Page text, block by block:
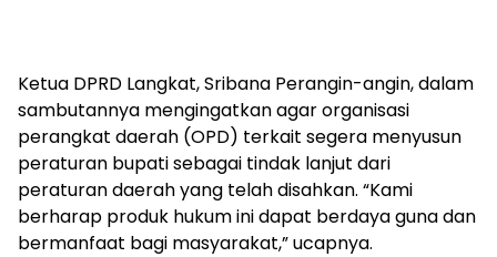
Ketua DPRD Langkat, Sribana Perangin-angin, dalam
sambutannya mengingatkan agar organisasi
perangkat daerah (OPD) terkait segera menyusun
peraturan bupati sebagai tindak lanjut dari
peraturan daerah yang telah disahkan. “Kami
berharap produk hukum ini dapat berdaya guna dan
bermanfaat bagi masyarakat,” ucapnya.